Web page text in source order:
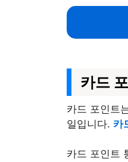
카드
카드 포인트
일입니다. 카
카드 포인트